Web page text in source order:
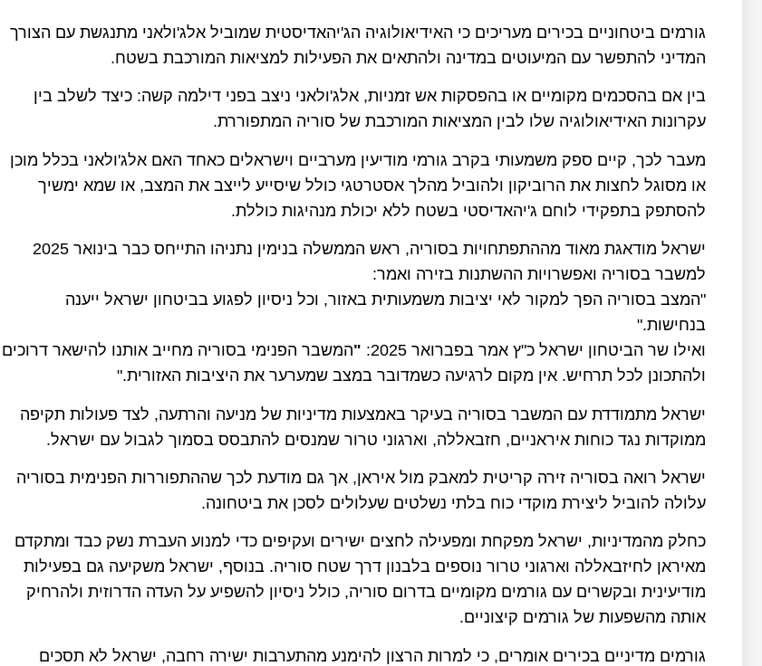
גורמים ביטחוניים בכירים מעריכים כי האידיאולוגיה הג'יהאדיסטית שמוביל אלג'ולאני מתנגשת עם הצורך
המדיני להתפשר עם המיעוטים במדינה ולהתאים את הפעילות למציאות המורכבת בשטח.
בין אם בהסכמים מקומיים או בהפסקות אש זמניות, אלג'ולאני ניצב בפני דילמה קשה: כיצד לשלב בין
עקרונות האידיאולוגיה שלו לבין המציאות המורכבת של סוריה המתפוררת.
מעבר לכך, קיים ספק משמעותי בקרב גורמי מודיעין מערביים וישראלים כאחד האם אלג'ולאני בכלל מוכן
או מסוגל לחצות את הרוביקון ולהוביל מהלך אסטרטגי כולל שיסייע לייצב את המצב, או שמא ימשיך
להסתפק בתפקידי לוחם ג'יהאדיסטי בשטח ללא יכולת מנהיגות כוללת.
ישראל מודאגת מאוד מההתפתחויות בסוריה, ראש הממשלה בנימין נתניהו התייחס כבר בינואר 2025
למשבר בסוריה ואפשרויות ההשתנות בזירה ואמר:
"המצב בסוריה הפך למקור לאי יציבות משמעותית באזור, וכל ניסיון לפגוע בביטחון ישראל ייענה
בנחישות."
ואילו שר הביטחון ישראל כ"ץ אמר בפברואר 2025:
"המשבר הפנימי בסוריה מחייב אותנו להישאר דרוכים
ולהתכונן לכל תרחיש. אין מקום לרגיעה כשמדובר במצב שמערער את היציבות האזורית."
ישראל מתמודדת עם המשבר בסוריה בעיקר באמצעות מדיניות של מניעה והרתעה, לצד פעולות תקיפה
ממוקדות נגד כוחות איראניים, חזבאללה, וארגוני טרור שמנסים להתבסס בסמוך לגבול עם ישראל.
ישראל רואה בסוריה זירה קריטית למאבק מול איראן, אך גם מודעת לכך שההתפוררות הפנימית בסוריה
עלולה להוביל ליצירת מוקדי כוח בלתי נשלטים שעלולים לסכן את ביטחונה.
כחלק מהמדיניות, ישראל מפקחת ומפעילה לחצים ישירים ועקיפים כדי למנוע העברת נשק כבד ומתקדם
מאיראן לחיזבאללה וארגוני טרור נוספים בלבנון דרך שטח סוריה. בנוסף, ישראל משקיעה גם בפעילות
מודיעינית ובקשרים עם גורמים מקומיים בדרום סוריה, כולל ניסיון להשפיע על העדה הדרוזית ולהרחיק
אותה מהשפעות של גורמים קיצוניים.
גורמים מדיניים בכירים אומרים, כי למרות הרצון להימנע מהתערבות ישירה רחבה, ישראל לא תסכים